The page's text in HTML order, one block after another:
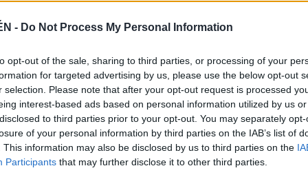
- Do Not Process My Personal Information
opt-out of the sale, sharing to third parties, or processing of your
for targeted advertising by us, please use the below opt-out
selection. Please note that after your opt-out request is processed
interest-based ads based on personal information utilized by us
to third parties prior to your opt-out. You may separately
of your personal information by third parties on the IAB’s list of
This information may also be disclosed by us to third parties on the
Participants that may further disclose it to other third parties.
, consecuencia que puede resultar muy grave
quince días, cinco por cada intervención no
la tasa de entrada a la ciudad no es solo una
el punto en que el turismo masivo se convierte
Barcelona hasta Praga, ciudades saturadas buscan
quienes pagan acceden, quienes no quedan
los destinos se elitizan y la experiencia de viajar se